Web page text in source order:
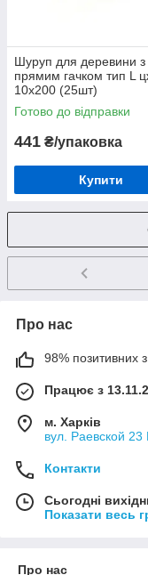
Шуруп для деревини з
прямим гачком тип L
10х200 (25шт)
Готово до відправки
441 ₴/упаковка
Купити
Про нас
98% позитивних з
Працює з
м. Харків
вул. Раевской 23
Контакти
Сьогодні
Показати весь
Про нас